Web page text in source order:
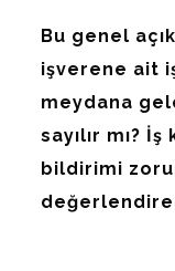
Bu genel
işverene ait
meydana
sayılır mı?
bildirimi